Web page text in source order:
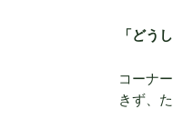
「どう
コーナ
きず、